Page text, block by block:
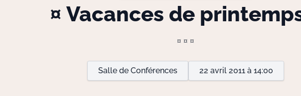
¤ Vacances de
¤ ¤ ¤
Salle de Conférences 22 avril 2011 à 14:00